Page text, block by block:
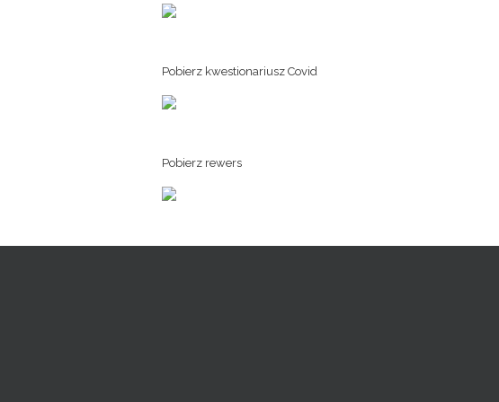
Pobierz kwestionariusz Covid
Pobierz rewers